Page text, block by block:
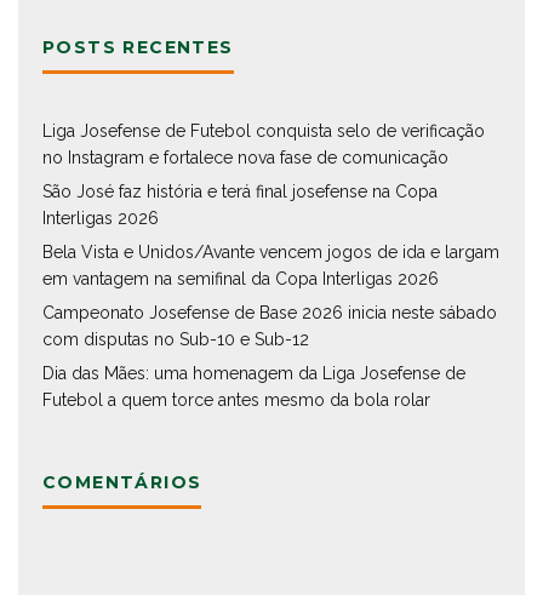
POSTS RECENTES
Liga Josefense de Futebol conquista selo de verificação
no Instagram e fortalece nova fase de comunicação
São José faz história e terá final josefense na Copa
Interligas 2026
Bela Vista e Unidos/Avante vencem jogos de ida e largam
em vantagem na semifinal da Copa Interligas 2026
Campeonato Josefense de Base 2026 inicia neste sábado
com disputas no Sub-10 e Sub-12
Dia das Mães: uma homenagem da Liga Josefense de
Futebol a quem torce antes mesmo da bola rolar
COMENTÁRIOS